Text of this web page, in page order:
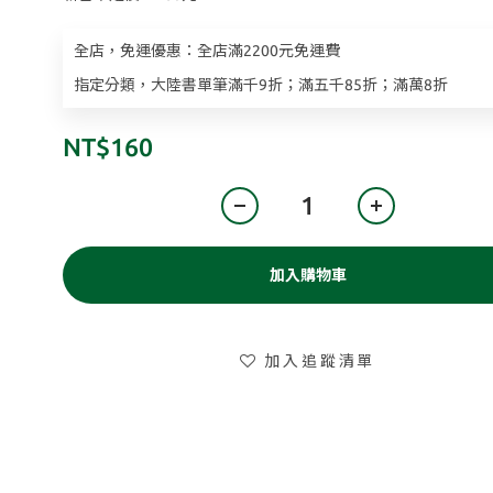
全店，免運優惠：全店滿2200元免運費
指定分類，大陸書單筆滿千9折；滿五千85折；滿萬8折
NT$160
加入購物車
加入追蹤清單